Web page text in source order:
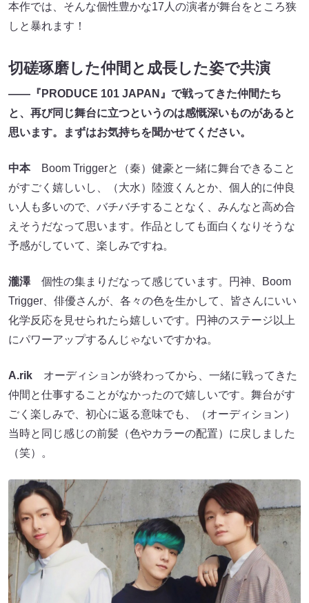
本作では、そんな個性豊かな17人の演者が舞台をところ狭
しと暴れます！
切磋琢磨した仲間と成長した姿で共演
――『PRODUCE 101 JAPAN』で戦ってきた仲間たち
と、再び同じ舞台に立つというのは感慨深いものがあると
思います。まずはお気持ちを聞かせてください。
中本Boom Triggerと（秦）健豪と一緒に舞台できること
がすごく嬉しいし、（大水）陸渡くんとか、個人的に仲良
い人も多いので、バチバチすることなく、みんなと高め合
えそうだなって思います。作品としても面白くなりそうな
予感がしていて、楽しみですね。
瀧澤個性の集まりだなって感じています。円神、Boom
Trigger、俳優さんが、各々の色を生かして、皆さんにいい
化学反応を見せられたら嬉しいです。円神のステージ以上
にパワーアップするんじゃないですかね。
A.rik オーディションが終わってから、一緒に戦ってきた
仲間と仕事することがなかったので嬉しいです。舞台がす
ごく楽しみで、初心に返る意味でも、（オーディション）
当時と同じ感じの前髪（色やカラーの配置）に戻しました
（笑）。